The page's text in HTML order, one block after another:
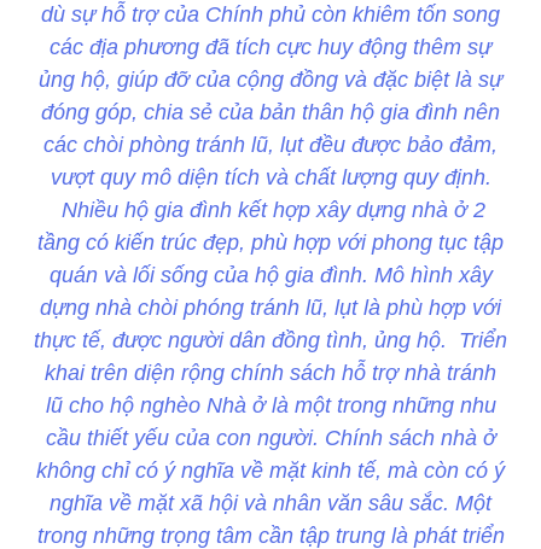
dù sự hỗ trợ của Chính phủ còn khiêm tốn song
các địa phương đã tích cực huy động thêm sự
ủng hộ, giúp đỡ của cộng đồng và đặc biệt là sự
đóng góp, chia sẻ của bản thân hộ gia đình nên
các chòi phòng tránh lũ, lụt đều được bảo đảm,
vượt quy mô diện tích và chất lượng quy định.
Nhiều hộ gia đình kết hợp xây dựng nhà ở 2
tầng có kiến trúc đẹp, phù hợp với phong tục tập
quán và lối sống của hộ gia đình. Mô hình xây
dựng nhà chòi phóng tránh lũ, lụt là phù hợp với
thực tế, được người dân đồng tình, ủng hộ. Triển
khai trên diện rộng chính sách hỗ trợ nhà tránh
lũ cho hộ nghèo Nhà ở là một trong những nhu
cầu thiết yếu của con người. Chính sách nhà ở
không chỉ có ý nghĩa về mặt kinh tế, mà còn có ý
nghĩa về mặt xã hội và nhân văn sâu sắc. Một
trong những trọng tâm cần tập trung là phát triển